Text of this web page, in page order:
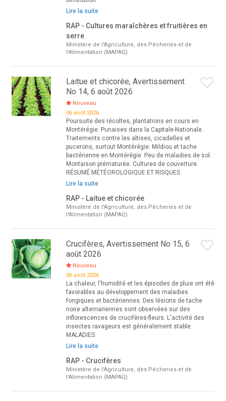
Lire la suite
RAP - Cultures maraîchères et fruitières en
serre
Ministère de l'Agriculture, des Pêcheries et de
l'Alimentation (MAPAQ)
Laitue et chicorée, Avertissement
No 14, 6 août 2026
Nouveau
06 août 2026
Poursuite des récoltes, plantations en cours en
Montérégie. Punaises dans la Capitale-Nationale.
Traitements contre les altises, cicadelles et
pucerons, surtout Montérégie. Mildiou et tache
bactérienne en Montérégie. Peu de maladies de sol.
Montaison prématurée. Cultures de couverture.
RÉSUMÉ MÉTÉOROLOGIQUE ET RISQUES
Lire la suite
RAP - Laitue et chicorée
Ministère de l'Agriculture, des Pêcheries et de
l'Alimentation (MAPAQ)
Crucifères, Avertissement No 15, 6
août 2026
Nouveau
06 août 2026
La chaleur, l'humidité et les épisodes de pluie ont été
favorables au développement des maladies
fongiques et bactériennes. Des lésions de tache
noire alternariennes sont observées sur des
inflorescences de crucifères-fleurs. L'activité des
insectes ravageurs est généralement stable.
MALADIES
Lire la suite
RAP - Crucifères
Ministère de l'Agriculture, des Pêcheries et de
l'Alimentation (MAPAQ)